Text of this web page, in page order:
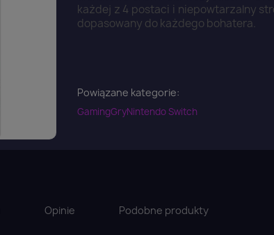
każdej z 4 postaci i niepowtarzalny
dopasowany do każdego bohatera.
Powiązane kategorie:
GamingGryNintendo Switch
Opinie Podobne produkty